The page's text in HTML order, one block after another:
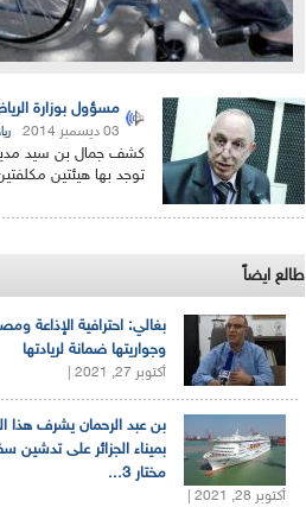
مسؤول بوزارة
03 ديسمبر 2014
كشف جمال بن سيد مدير
توجد بها هيئتين
طالع ايضاً
بغالي: احترافية الإذاعة
وجواريتها ضمانة لريادتها
أكتوبر 27, 2021 |
بن عبد الرحمان يشرف هذا
بميناء الجزائر على تدشين
مختار 3...
أكتوبر 28, 2021 |